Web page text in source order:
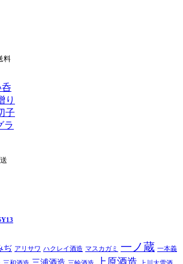
料
ぢ アリサワ ハクレイ酒造 マスカガミ 一ノ蔵 一本義